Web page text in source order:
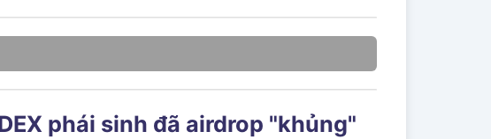
phái sinh đã airdrop "khủng"